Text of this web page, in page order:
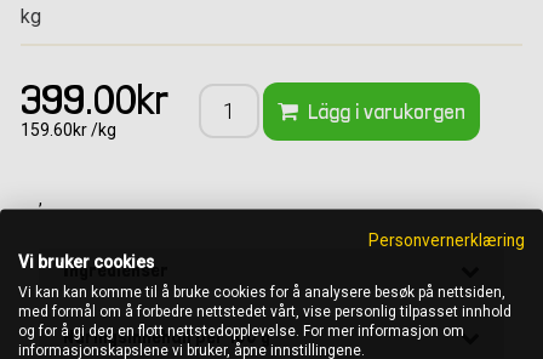
kg
399.00kr
159.60kr /kg
Lägg i varukorgen
,
Ingredienser
Näringsinnehåll per 100 g
Personvernerklæring
Vi bruker cookies
Vi kan kan komme til å bruke cookies for å analysere besøk på nettsiden,
med formål om å forbedre nettstedet vårt, vise personlig tilpasset innhold
og for å gi deg en flott nettstedopplevelse. For mer informasjon om
informasjonskapslene vi bruker, åpne innstillingene.